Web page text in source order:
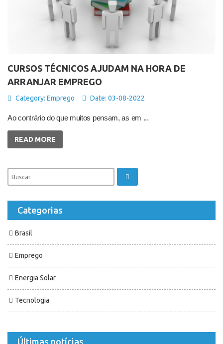
CURSOS TÉCNICOS AJUDAM NA HORA DE
ARRANJAR EMPREGO
Category: Emprego Date: 03-08-2022
Ao contrário do que muitos pensam, as em ...
READ MORE
Categorias
Brasil
Emprego
Energia Solar
Tecnologia
Últimas notícias